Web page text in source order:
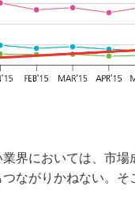
界においては、市
ながりかねない。そ